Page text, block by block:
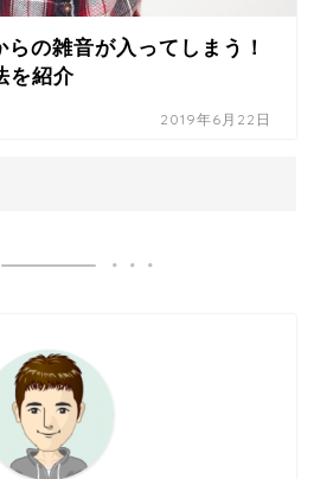
の雑音が入ってしまう！
を紹介
2019年6月22日